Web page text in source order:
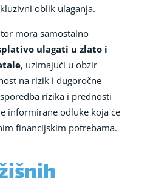
oblik ulaganja.
mora samostalno
ulagati u zlato i
, uzimajući u obzir
na rizik i dugoročne
rizika i prednosti
informirane odluke koja će
financijskim potrebama.